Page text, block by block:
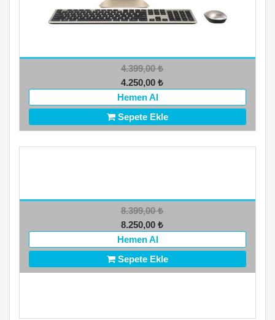
4.399,00₺
4.250,00 ₺
Hemen Al
Sepete Ekle
8.399,00₺
8.250,00 ₺
Hemen Al
Sepete Ekle